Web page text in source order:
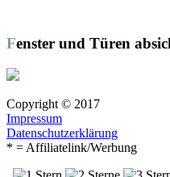
Fenster und Türen
Copyright © 2017
Impressum
Datenschutzerklärung
* = Affiliatelink/Werbung